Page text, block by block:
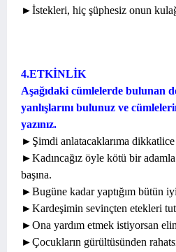
►İstekleri, hiç şüphesiz onun
4.ETKİNLİK
Aşağıdaki cümlelerde bulunan
yanlışlarını bulunuz ve
yazınız.
►Şimdi anlatacaklarıma dikkatlice
►Kadıncağız öyle kötü bir adamla
başına.
►Bugüne kadar yaptığım bütün
►Kardeşimin sevinçten etekleri
►Ona yardım etmek istiyorsan
►Çocukların gürültüsünden